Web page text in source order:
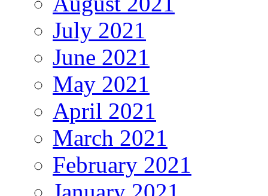
July 2021
June 2021
May 2021
April 2021
March 2021
February 2021